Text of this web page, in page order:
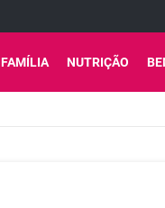
FAMÍLIA NUTRIÇÃO